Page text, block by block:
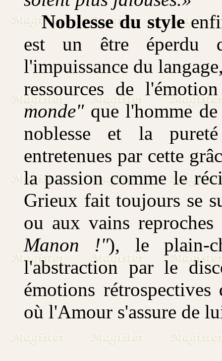
Noblesse du style
est un être éperdu
l'impuissance du
ressources de
monde"que l'homme de
noblesse et la
entretenues par cette
la passion comme le
Grieux fait toujours se
ou aux vains
Manon !"), le plain-
l'abstraction par le
émotions
où l'Amour s'assure de